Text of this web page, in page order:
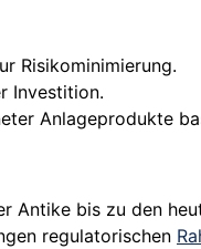
Risikominimierung.
Investition.
Anlageprodukte
Antike bis zu den
regulatorischen